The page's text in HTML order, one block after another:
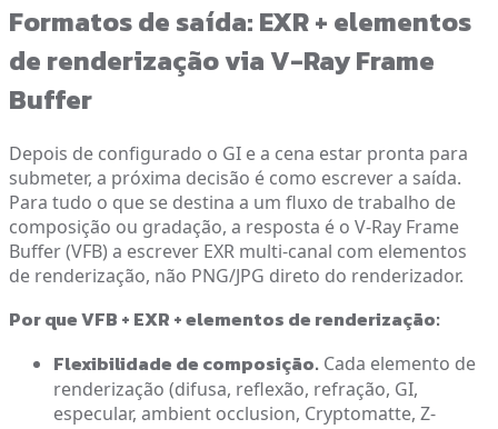
Formatos de saída: EXR + elementos
de renderização via V-Ray Frame
Buffer
Depois de configurado o GI e a cena estar pronta para
submeter, a próxima decisão é como escrever a saída.
Para tudo o que se destina a um fluxo de trabalho de
composição ou gradação, a resposta é o V-Ray Frame
Buffer (VFB) a escrever EXR multi-canal com elementos
de renderização, não PNG/JPG direto do renderizador.
Por que VFB + EXR + elementos de renderização:
Flexibilidade de composição. Cada elemento de
renderização (difusa, reflexão, refração, GI,
especular, ambient occlusion, Cryptomatte, Z-